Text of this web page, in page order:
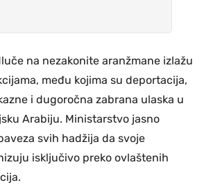
na nezakonite aranžmane izlažu
među kojima su deportacija,
i dugoročna zabrana ulaska u
Arabiju. Ministarstvo jasno
svih hadžija da svoje
isključivo preko ovlaštenih